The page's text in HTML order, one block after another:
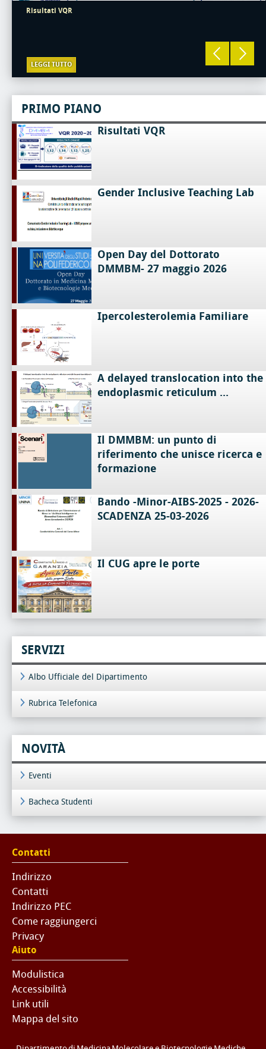
Risultati VQR
LEGGI TUTTO
PRIMO PIANO
Risultati VQR
Gender Inclusive Teaching Lab
Open Day del Dottorato
DMMBM- 27 maggio 2026
Ipercolesterolemia Familiare
A delayed translocation into the
endoplasmic reticulum ...
Il DMMBM: un punto di
riferimento che unisce ricerca e
formazione
Bando -Minor-AIBS-2025 - 2026-
SCADENZA 25-03-2026
Il CUG apre le porte
SERVIZI
Albo Ufficiale del Dipartimento
Rubrica Telefonica
NOVITÀ
Eventi
Bacheca Studenti
Contatti
Indirizzo
Contatti
Indirizzo PEC
Come raggiungerci
Privacy
Aiuto
Modulistica
Accessibilità
Link utili
Mappa del sito